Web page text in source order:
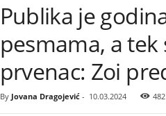
Publika je
pesmama, a
prvenac: Zoi
By Jovana Dragojević- 10.03.2024 482